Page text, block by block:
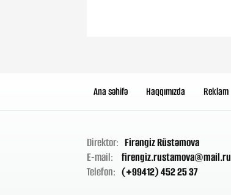
Ana səhifə Haqqımızda Reklam
Direktor: Firəngiz Rüstəmova
E-mail:
firengiz.rustamova@mail.ru
Telefon: (+99412) 452 25 37